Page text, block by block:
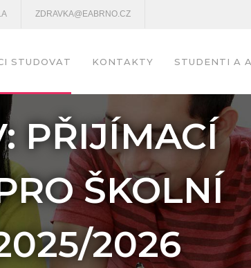
ZDRAVKA@EABRNO.CZ
STUDOVAT KONTAKTY STUDENTI A
PŘIJÍMACÍ
ŠKOLNÍ
2026